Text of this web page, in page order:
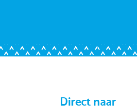
Direct naar